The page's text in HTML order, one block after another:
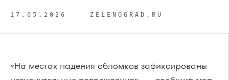
17.05.2026 ZELENOGRAD.RU
«На местах падения обломков зафиксированы